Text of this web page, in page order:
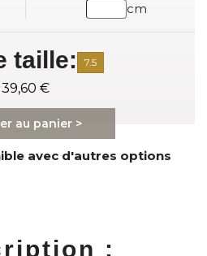
cm
taille: 7.5
39,60 €
au panier >
avec d'autres options
: